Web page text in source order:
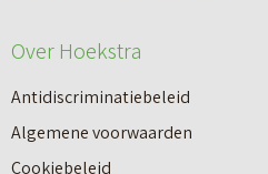
n
n
a
a
e
Over Hoekstra
Antidiscriminatiebeleid
Algemene voorwaarden
Cookiebeleid